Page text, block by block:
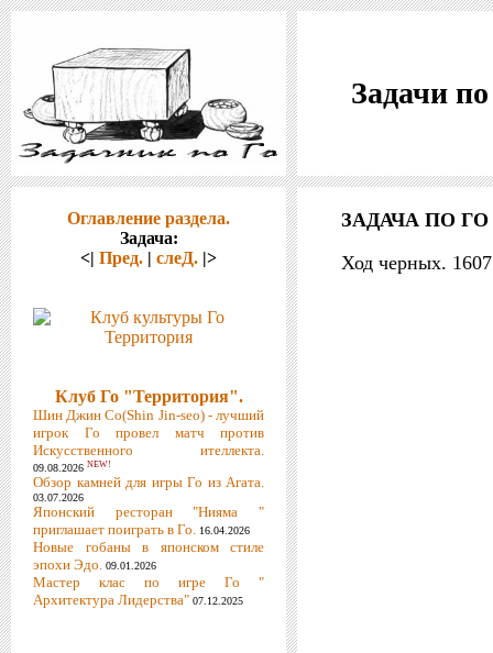
Задачи
Оглавление раздела.
Задача:
<| Пред. | слеД. |>
Клуб Го "Территория".
Шин Джин Со(Shin Jin-seo) - лучший
игрок Го провел матч против
Искусственного ителлекта.
09.08.2026 NEW!
Обзор камней для игры Го из Агата.
03.07.2026
Японский ресторан "Нияма "
приглашает поиграть в Го. 16.04.2026
Новые гобаны в японском стиле
эпохи Эдо. 09.01.2026
Мастер клас по игре Го "
Архитектура Лидерства" 07.12.2025
ЗАДАЧА ПО ГО
Ход черных.